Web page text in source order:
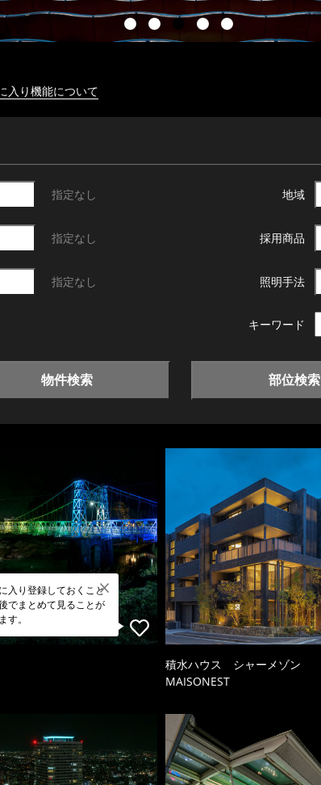
入り機能について
指定なし 地域
指定なし 採用商品
指定なし 照明手法
キーワード
物件検索 部位検索
入り登録しておくこと
でまとめて見ることが
す。
積水ハウス シャーメゾン
MAISONEST